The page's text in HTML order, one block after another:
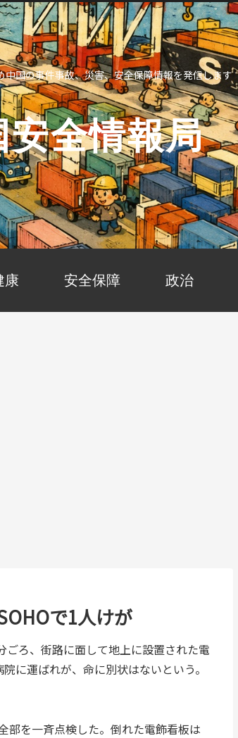
中国の事件事故、災害、安全保障情報を発信します
安全情報局
康 安全保障 政治
で1人けが
ろ、街路に面して地上に設置された電
に運ばれが、命に別状はないという。
部を一斉点検した。倒れた電飾看板は